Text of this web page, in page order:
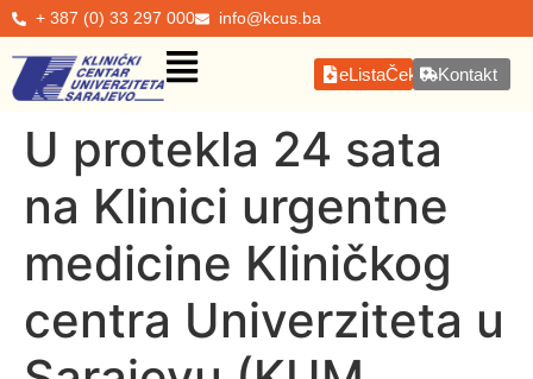
+ 387 (0) 33 297 000 info@kcus.ba
eListaČekanjaKontakt
U protekla 24 sata
na Klinici urgentne
medicine Kliničkog
centra Univerziteta u